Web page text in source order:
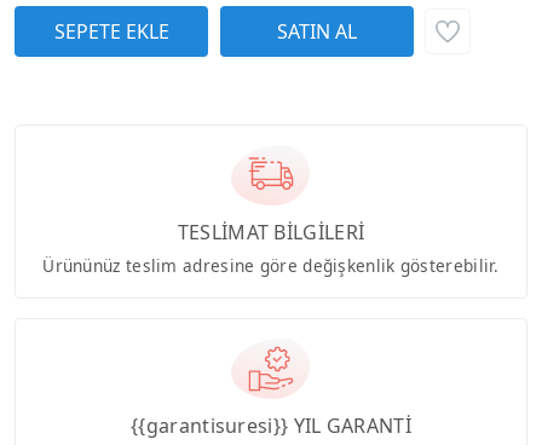
TESLİMAT BİLGİLERİ
Ürününüz teslim adresine göre değişkenlik gösterebilir.
{{garantisuresi}} YIL GARANTİ